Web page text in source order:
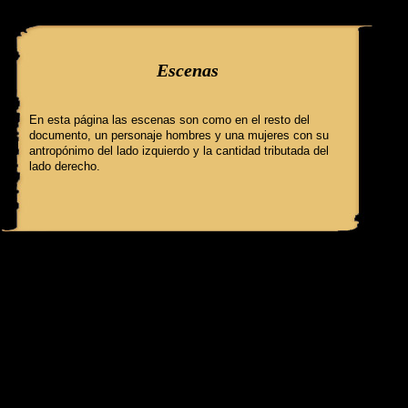
Escenas
En esta página las escenas son como en el resto del
documento, un personaje hombres y una mujeres con su
antropónimo del lado izquierdo y la cantidad tributada del
lado derecho.